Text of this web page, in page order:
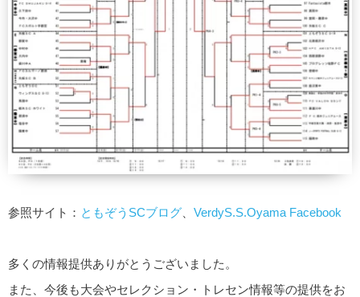
参照サイト： ともぞうSCブログ VerdyS.S.Oyama Facebook
多くの情報提供ありがとうございました。
また、今後も大会やセレクション・トレセン情報等の提供をお